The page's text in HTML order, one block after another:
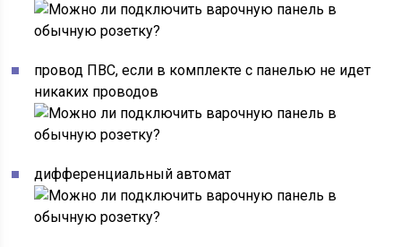
провод ПВС, если в комплекте с панелью не идет
никаких проводов
дифференциальный автомат